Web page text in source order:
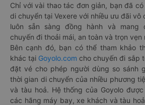
Chỉ với vài thao tác đơn giản, bạn đã
di chuyển tại Vexere với nhiều ưu đãi vô
luôn sẵn sàng đồng hành và mang
chuyến đi thoải mái, an toàn và trọn vẹn
Bên cạnh đó, bạn có thể tham khảo
khác tại Goyolo.com cho chuyến đi sắp
đặt vé cho phép người dùng so sánh
thời gian di chuyển của nhiều phương
và tàu hoả. Hệ thống của Goyolo
các hãng máy bay, xe khách và tàu